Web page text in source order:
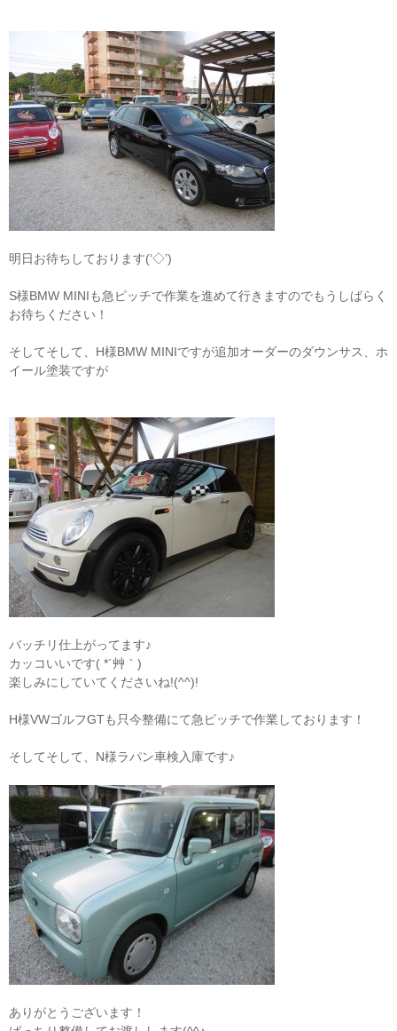
明日お待ちしております(‘◇’)ゞ
S様BMW MINIも急ピッチで作業を進めて行きますのでもうしばらく
お待ちください！
そしてそして、H様BMW MINIですが追加オーダーのダウンサス、ホ
イール塗装ですが
バッチリ仕上がってます♪
カッコいいです( *´艸｀)
楽しみにしていてくださいね!(^^)!
H様VWゴルフGTも只今整備にて急ピッチで作業しております！
そしてそして、N様ラパン車検入庫です♪
ありがとうございます！